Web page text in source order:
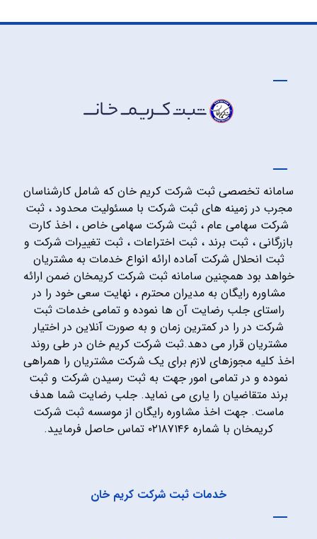
سامانه تخصصی ثبت شرکت کریم خان که شامل کارشناسان
مجرب در زمینه های ثبت شرکت با مسئولیت محدود ، ثبت
شرکت سهامی عام ، ثبت شرکت سهامی خاص ، اخذ کارت
بازرگانی ، ثبت برند ، ثبت اختراعات ، ثبت تغییرات شرکت و
ثبت انحلال شرکت آماده ارائه انواع خدمات به مشتریان
خواهد بود همچنین سامانه ثبت شرکت کریمخان ضمن ارائه
مشاوره رایگان به مدیران محترم ، نهایت سعی خود را در
راستای جلب رضایت آن ها نموده و تمامی خدمات ثبت
شرکت در را در کمترین زمان و به صورت آنلاین در اختیار
مشتریان قرار می دهد.ثبت شرکت کریم خان در طی روند
اخذ کلیه مجوزهای لازم برای یک شرکت مشتریان را همراهی
نموده و در تمامی امور جهت به ثبت رسیدن شرکت و ثبت
برند متقاضیان را یاری می نماید. جلب رضایت شما هدف
ماست. جهت اخذ مشاوره رایگان از موسسه ثبت شرکت
کریمخان با شماره ۰۲۱۸۷۱۴۶ تماس حاصل فرمایید.
خدمات ثبت شرکت کریم خان